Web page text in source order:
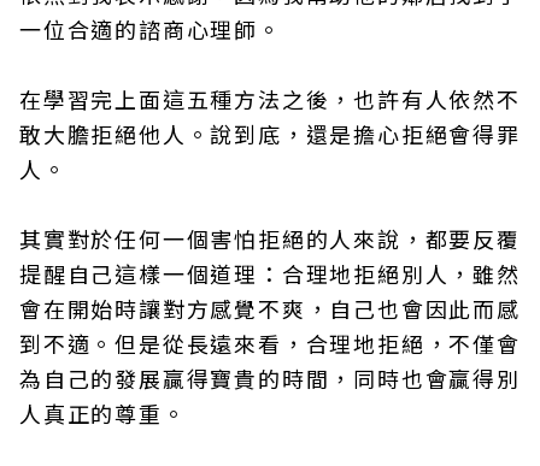
一位合適的諮商心理師。
在學習完上面這五種方法之後，也許有人依然不
敢大膽拒絕他人。說到底，還是擔心拒絕會得罪
人。
其實對於任何一個害怕拒絕的人來說，都要反覆
提醒自己這樣一個道理：合理地拒絕別人，雖然
會在開始時讓對方感覺不爽，自己也會因此而感
到不適。但是從長遠來看，合理地拒絕，不僅會
為自己的發展贏得寶貴的時間，同時也會贏得別
人真正的尊重。